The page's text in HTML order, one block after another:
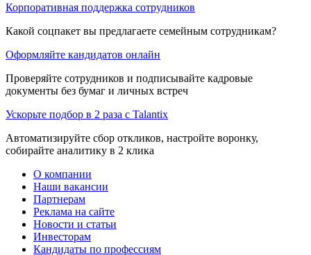
Корпоративная поддержка сотрудников
Какой соцпакет вы предлагаете семейным сотрудникам?
Оформляйте кандидатов онлайн
Проверяйте сотрудников и подписывайте кадровые
документы без бумаг и личных встреч
Ускорьте подбор в 2 раза с Talantix
Автоматизируйте сбор откликов, настройте воронку,
собирайте аналитику в 2 клика
О компании
Наши вакансии
Партнерам
Реклама на сайте
Новости и статьи
Инвесторам
Кандидаты по профессиям